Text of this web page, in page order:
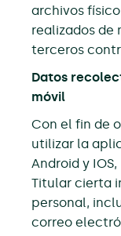
archivos
realizados de
terceros
Datos
móvil
Con el fin de
utilizar la
Android y
Titular cierta
personal,
correo